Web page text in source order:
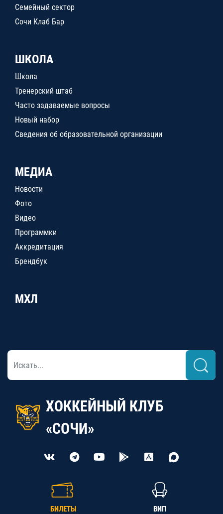
Семейный сектор
Сочи Клаб Бар
ШКОЛА
Школа
Тренерский штаб
Часто задаваемые вопросы
Новый набор
Сведения об образовательной организации
МЕДИА
Новости
Фото
Видео
Программки
Аккредитация
Брендбук
МХЛ
ХОККЕЙНЫЙ КЛУБ
«СОЧИ»
БИЛЕТЫ ВИП